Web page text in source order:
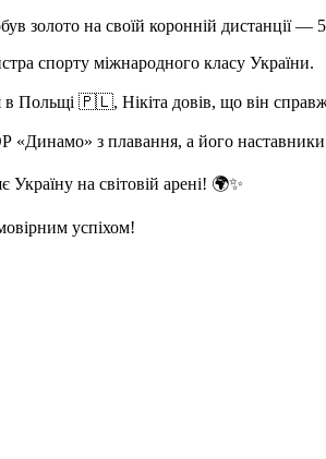
золото на своїй коронній дистанції —
спорту міжнародного класу України.
Польщі 🇵🇱, Нікіта довів, що він
з плавання, а його
Україну на світовій арені! 🌍✨
успіхом!